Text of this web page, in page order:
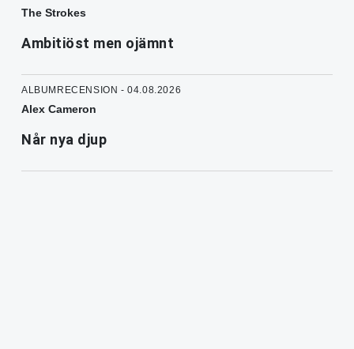
The Strokes
Ambitiöst men ojämnt
ALBUMRECENSION - 04.08.2026
Alex Cameron
Når nya djup